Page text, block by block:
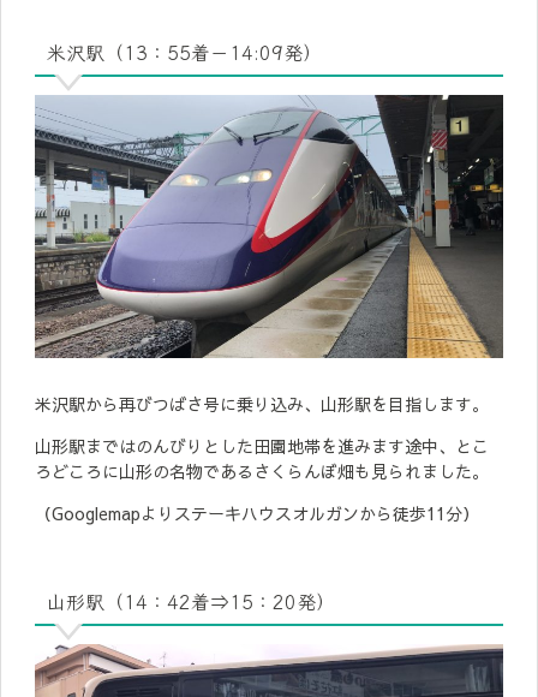
米沢駅（13：55着－14:09発）
米沢駅から再びつばさ号に乗り込み、山形駅を目指します。
山形駅まではのんびりとした田園地帯を進みます途中、とこ
ろどころに山形の名物であるさくらんぼ畑も見られました。
（Googlemapよりステーキハウスオルガンから徒歩11分）
山形駅（14：42着⇒15：20発）